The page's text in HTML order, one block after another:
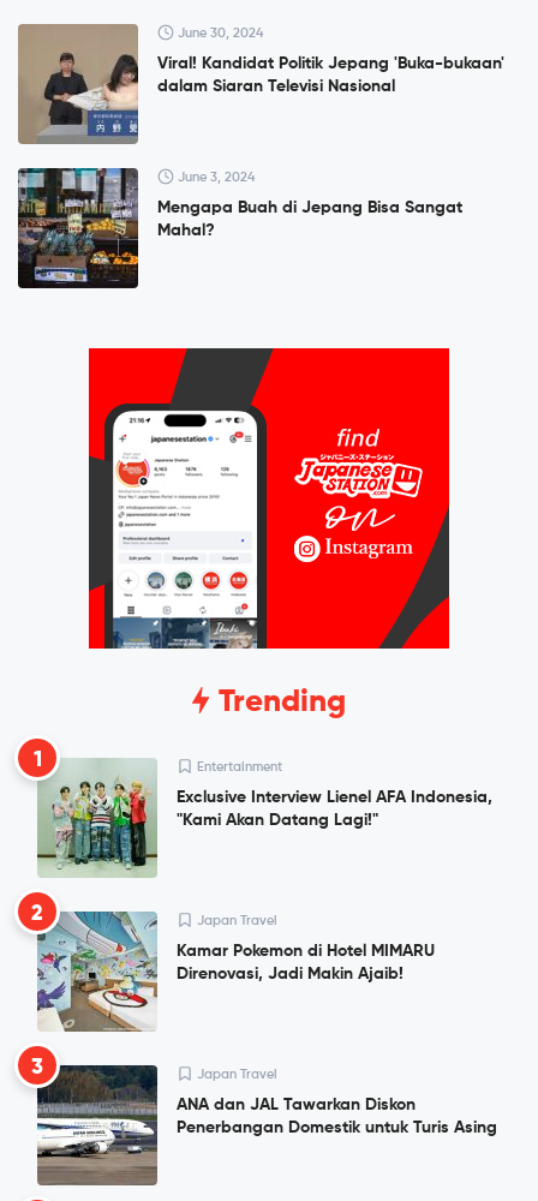
June 30, 2024
Viral! Kandidat Politik Jepang 'Buka-bukaan'
dalam Siaran Televisi Nasional
June 3, 2024
Mengapa Buah di Jepang Bisa Sangat
Mahal?
Trending
1 Entertainment
Exclusive Interview Lienel AFA Indonesia,
"Kami Akan Datang Lagi!"
2 Japan Travel
Kamar Pokemon di Hotel MIMARU
Direnovasi, Jadi Makin Ajaib!
3 Japan Travel
ANA dan JAL Tawarkan Diskon
Penerbangan Domestik untuk Turis Asing